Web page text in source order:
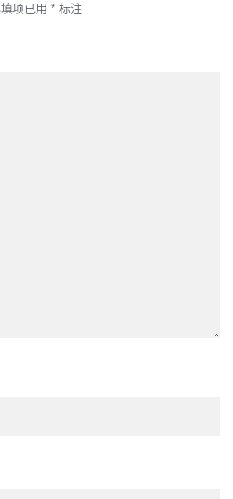
项已用 * 标注